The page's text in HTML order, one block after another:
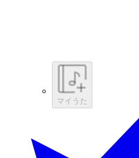
マイうた